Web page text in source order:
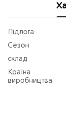
Підлога
Сезон
склад
Країна
виробництва